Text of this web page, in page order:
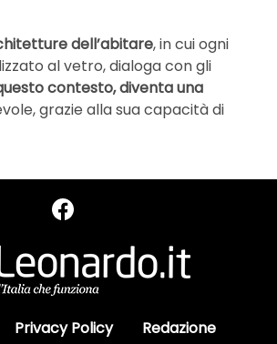
dell’abitare, in cui ogni
al vetro, dialoga con gli
contesto, diventa una
grazie alla sua capacità di
Privacy Policy Redazione